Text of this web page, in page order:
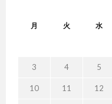
月 火 水
3 4 5
10 11 12